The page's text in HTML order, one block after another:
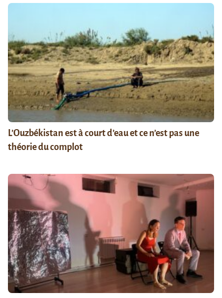
L’Ouzbékistan est à court d’eau et ce n’est pas une
théorie du complot